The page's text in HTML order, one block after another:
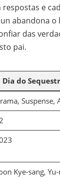
e
abandona o
das
pai.
Dia do
Suspense,
Kye-sang,